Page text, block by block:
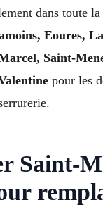
dans toute la
Eoures,
Saint-
pour les
Saint-